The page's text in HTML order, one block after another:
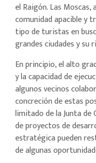
el Raigón. Las
comunidad apacible y
tipo de turistas en
grandes ciudades y su
En principio, el alto
y la capacidad de
algunos vecinos
concreción de estas
limitado de la Junta de
de proyectos de
estratégica pueden
de algunas